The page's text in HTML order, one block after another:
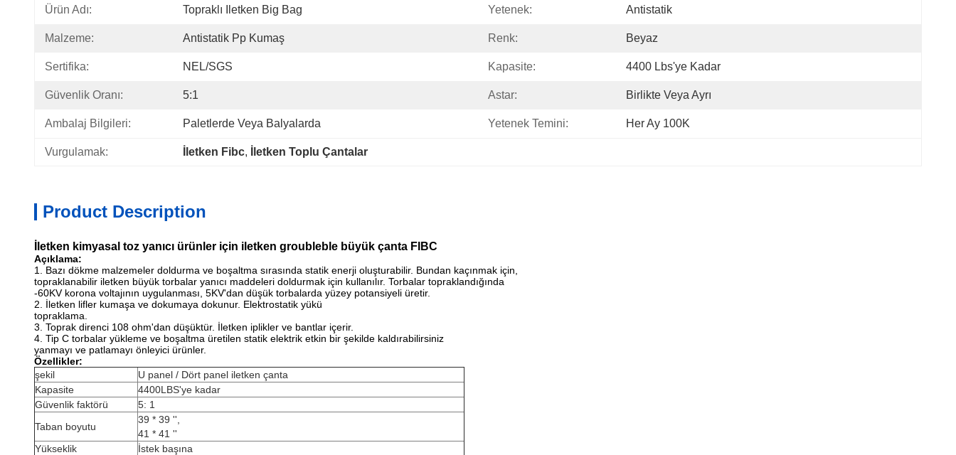
Ürün Adı: Topraklı Iletken Big Bag Yetenek: Antistatik
Malzeme: Antistatik Pp Kumaş Renk: Beyaz
Sertifika: NEL/SGS Kapasite: 4400 Lbs'ye Kadar
Güvenlik Oranı: 5:1 Astar: Birlikte Veya Ayrı
Ambalaj Bilgileri: Paletlerde Veya Balyalarda Yetenek Temini: Her Ay 100K
Vurgulamak: İletken Fibc, İletken Toplu Çantalar
Product Description
İletken kimyasal toz yanıcı ürünler için iletken groubleble büyük çanta FIBC
Açıklama:
1. Bazı dökme malzemeler doldurma ve boşaltma sırasında statik enerji oluşturabilir. Bundan kaçınmak için,
topraklanabilir iletken büyük torbalar yanıcı maddeleri doldurmak için kullanılır. Torbalar topraklandığında
-60KV korona voltajının uygulanması, 5KV'dan düşük torbalarda yüzey potansiyeli üretir.
2. İletken lifler kumaşa ve dokumaya dokunur. Elektrostatik yükü
topraklama.
3. Toprak direnci 108 ohm'dan düşüktür. İletken iplikler ve bantlar içerir.
4. Tip C torbalar yükleme ve boşaltma üretilen statik elektrik etkin bir şekilde kaldırabilirsiniz
yanmayı ve patlamayı önleyici ürünler.
Özellikler:
şekil
U panel / Dört panel iletken çanta
Kapasite
4400LBS'ye kadar
Güvenlik faktörü
5: 1
Taban boyutu
39 * 39 '',
41 * 41 ''
Yükseklik
İstek başına